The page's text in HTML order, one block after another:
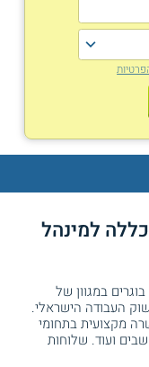
למינהל
במגוון של
העבודה הישראלי.
מקצועית בתחומי
ועוד. שלוחות